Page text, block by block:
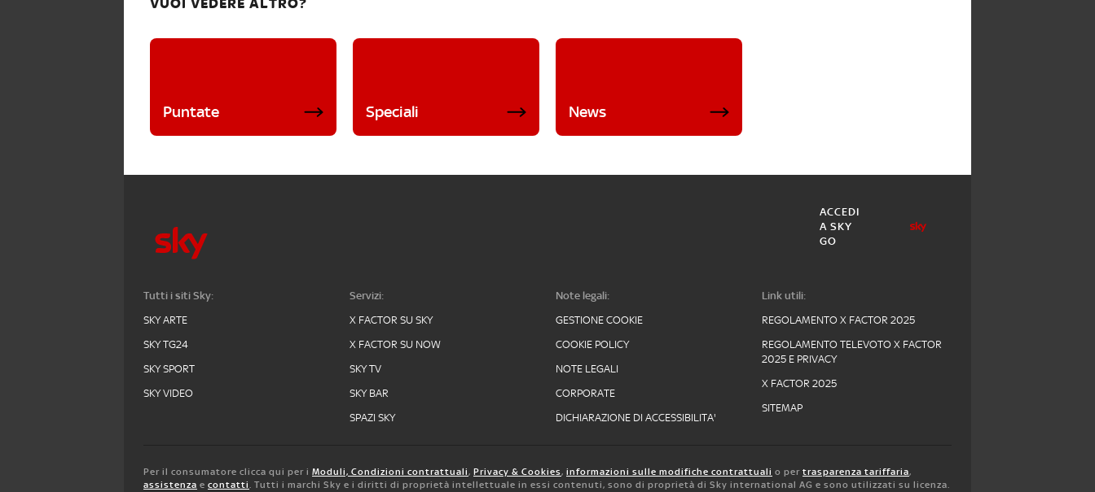
Puntate Speciali News
ACCEDI
A SKY
GO
Tutti i siti Sky:
SKY ARTE
SKY TG24
SKY SPORT
SKY VIDEO
Servizi:
X FACTOR SU SKY
X FACTOR SU NOW
SKY TV
SKY BAR
SPAZI SKY
Note legali:
GESTIONE COOKIE
COOKIE POLICY
NOTE LEGALI
CORPORATE
DICHIARAZIONE DI ACCESSIBILITA'
Link utili:
REGOLAMENTO X FACTOR 2025
REGOLAMENTO TELEVOTO X FACTOR
2025 E PRIVACY
X FACTOR 2025
SITEMAP
Per il consumatore clicca qui per i Moduli, Condizioni contrattuali, Privacy & Cookies, informazioni sulle modifiche contrattuali o per trasparenza tariffaria,
assistenza e contatti. Tutti i marchi Sky e i diritti di proprietà intellettuale in essi contenuti, sono di proprietà di Sky international AG e sono utilizzati su licenza.